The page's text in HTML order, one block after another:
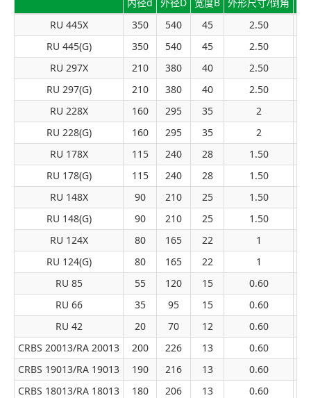
RU 445X
350 540 45 2.50
RU 445(G)
350 540 45 2.50
RU 297X
210 380 40 2.50
RU 297(G)
210 380 40 2.50
RU 228X
160 295 35 2
RU 228(G)
160 295 35 2
RU 178X
115 240 28 1.50
RU 178(G)
115 240 28 1.50
RU 148X
90 210 25 1.50
RU 148(G)
90 210 25 1.50
RU 124X
80 165 22 1
RU 124(G)
80 165 22 1
RU 85
55 120 15 0.60
RU 66
35 95 15 0.60
RU 42
20 70 12 0.60
CRBS 20013/RA 20013
200 226 13 0.60
CRBS 19013/RA 19013
190 216 13 0.60
CRBS 18013/RA 18013
180 206 13 0.60